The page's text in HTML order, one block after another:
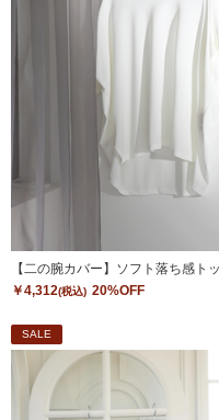
￥4,312(税込) 20%OFF
SALE